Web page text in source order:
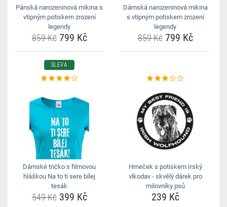
Pánská narozeninová mikina s
vtipným potiskem zrození
legendy
859 Kč799 Kč
Dámská narozeninová mikina
s vtipným potiskem zrození
legendy
859 Kč799 Kč
SLEVA
Dámské tričko s filmovou
hláškou Na to ti sere bílej
tesák
549 Kč399 Kč
Hrneček s potiskem Irský
vlkodav - skvělý dárek pro
milovníky psů
239 Kč